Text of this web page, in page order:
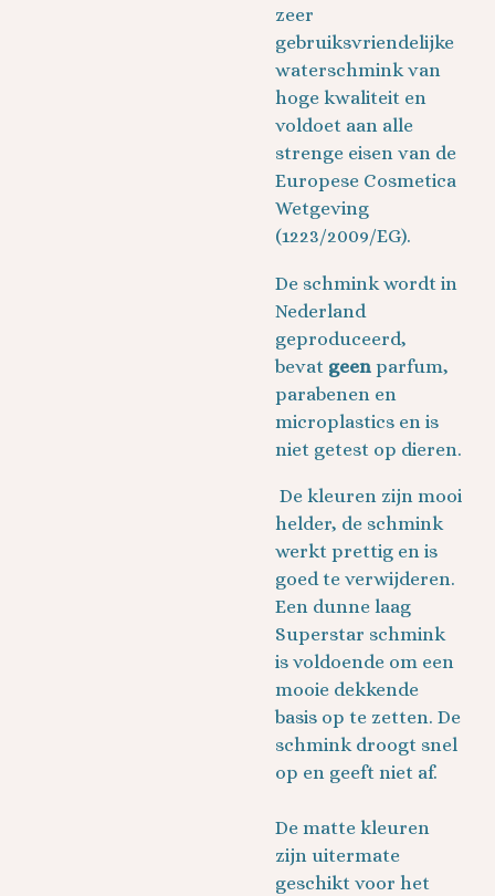
zeer
gebruiksvriendelijke
waterschmink van
hoge kwaliteit en
voldoet aan alle
strenge eisen van de
Europese Cosmetica
Wetgeving
(1223/2009/EG).
De schmink wordt in
Nederland
geproduceerd,
bevat geen parfum,
parabenen en
microplastics en is
niet getest op dieren.
De kleuren zijn mooi
helder, de schmink
werkt prettig en is
goed te verwijderen.
Een dunne laag
Superstar schmink
is voldoende om een
mooie dekkende
basis op te zetten. De
schmink droogt snel
op en geeft niet af.
De matte kleuren
zijn uitermate
geschikt voor het